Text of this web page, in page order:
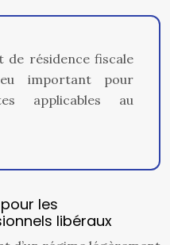
résidence fiscale
important pour
applicables au
les
libéraux